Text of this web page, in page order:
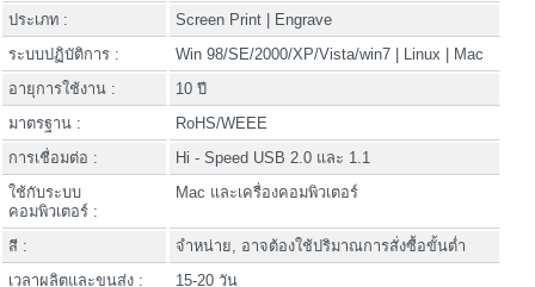
ประเภท :
Screen Print | Engrave
ระบบปฏิบัติการ :
Win 98/SE/2000/XP/Vista/win7 | Linux | Mac
อายุการใช้งาน :
10 ปี
มาตรฐาน :
RoHS/WEEE
การเชื่อมต่อ :
Hi - Speed USB 2.0 และ 1.1
ใช้กับระบบ
คอมพิวเตอร์ :
Mac และเครื่องคอมพิวเตอร์
สี :
จำหน่าย, อาจต้องใช้ปริมาณการสั่งซื้อขั้นต่ำ
เวลาผลิตและขนส่ง :
15-20 วัน